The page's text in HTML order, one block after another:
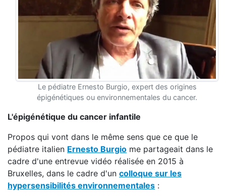
Le pédiatre Ernesto Burgio, expert des origines
épigénétiques ou environnementales du cancer.
L'épigénétique du cancer infantile
Propos qui vont dans le même sens que ce que le
pédiatre italien Ernesto Burgio me partageait dans le
cadre d'une entrevue vidéo réalisée en 2015 à
Bruxelles, dans le cadre d'un colloque sur les
hypersensibilités environnementales :